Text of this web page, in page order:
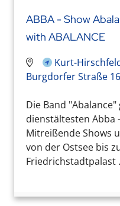
ABBA - Show
with ABALANCE
Kurt-
Burgdorfer Straße
Die Band
dienstältesten Abba
Mitreißende Shows
von der Ostsee bis
Friedrichstadtpalast